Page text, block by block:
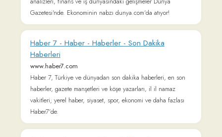
Forum (Help, Feedback &
Community)
Tutorial Videos
Readlang Blog
Web Reader Extension &
Bookmarklet
Readlang for mobile
Landing Page
Supported Languages
Privacy Policy
Terms of Service
Pricing
User Testimonials
About & Contact